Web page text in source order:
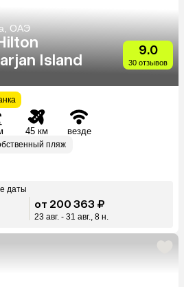
ОАЭ
Island
9.0
30 отзывов
45 км везде
пляж
даты
от 200 363 ₽
23 авг. - 31 авг., 8 н.